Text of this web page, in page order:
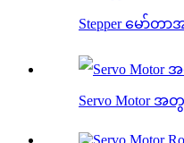
Stepper မော်တာ
Servo Motor